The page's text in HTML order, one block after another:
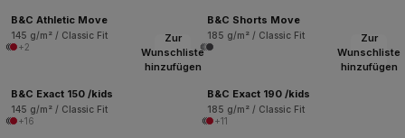
B&C Athletic Move
145 g/m² / Classic Fit
+2
B&C Shorts Move
185 g/m² / Classic Fit
Zur
Wunschliste
hinzufügen
B&C Exact 150 /kids
145 g/m² / Classic Fit
+16
Zur
Wunschliste
hinzufügen
B&C Exact 190 /kids
185 g/m² / Classic Fit
+11